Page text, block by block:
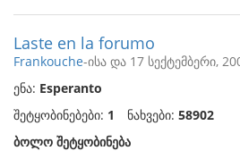
Laste en la forumo
Frankouche-ისა და 17 სექტემბერი,
ენა: Esperanto
შეტყობინებები: 1 ნახვები: 58902
ბოლო შეტყობინება